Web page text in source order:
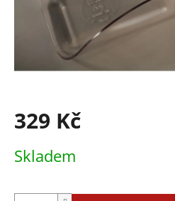
329 Kč
cena:
Skladem